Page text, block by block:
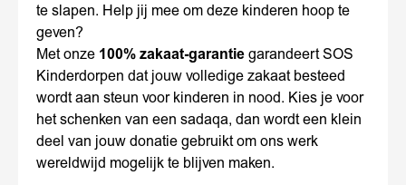
te slapen. Help jij mee om deze kinderen hoop te
geven?
Met onze 100% zakaat-garantie garandeert SOS
Kinderdorpen dat jouw volledige zakaat besteed
wordt aan steun voor kinderen in nood. Kies je voor
het schenken van een sadaqa, dan wordt een klein
deel van jouw donatie gebruikt om ons werk
wereldwijd mogelijk te blijven maken.